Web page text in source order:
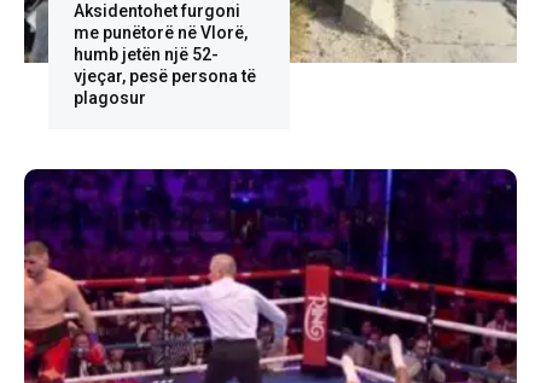
Aksidentohet furgoni
me punëtorë në Vlorë,
humb jetën një 52-
vjeçar, pesë persona të
plagosur